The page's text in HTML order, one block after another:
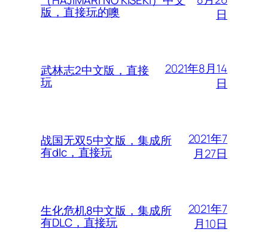
版，直接玩的噢
日
武林志2中文版，直接
玩
2021年8月14
日
战国无双5中文版，集成所
有dlc，直接玩
2021年7
月27日
生化危机8中文版，集成所
有DLC，直接玩
2021年7
月10日